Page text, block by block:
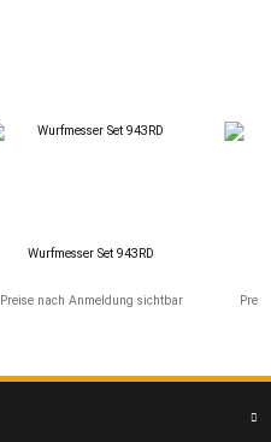
Wurfmesser Set 943RD
Preise nach Anmeldung sichtbar